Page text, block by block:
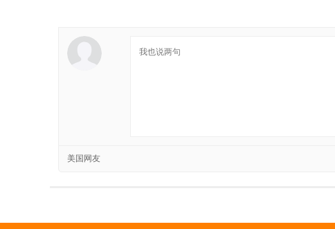
美国网友